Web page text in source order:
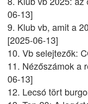
06-13]
9. Klub vb, amit a
[2025-06-13]
10. Vb selejtezők:
11. Nézőszámok a
06-13]
12. Lecsó tört